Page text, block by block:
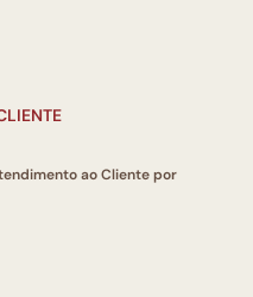
ao Cliente por